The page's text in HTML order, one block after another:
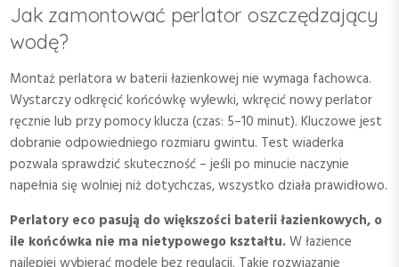
Jak zamontować perlator oszczędzający
wodę?
Montaż perlatora w baterii łazienkowej nie wymaga fachowca.
Wystarczy odkręcić końcówkę wylewki, wkręcić nowy perlator
ręcznie lub przy pomocy klucza (czas: 5–10 minut). Kluczowe jest
dobranie odpowiedniego rozmiaru gwintu. Test wiaderka
pozwala sprawdzić skuteczność – jeśli po minucie naczynie
napełnia się wolniej niż dotychczas, wszystko działa prawidłowo.
Perlatory eco pasują do większości baterii łazienkowych, o
ile końcówka nie ma nietypowego kształtu.W łazience